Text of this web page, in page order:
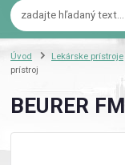
Úvod Lekárske prístroje
prístroj
BEURER